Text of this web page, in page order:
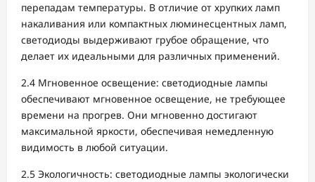
перепадам температуры. В отличие от хрупких ламп
накаливания или компактных люминесцентных ламп,
светодиоды выдерживают грубое обращение, что
делает их идеальными для различных применений.
2.4 Мгновенное освещение: светодиодные лампы
обеспечивают мгновенное освещение, не требующее
времени на прогрев. Они мгновенно достигают
максимальной яркости, обеспечивая немедленную
видимость в любой ситуации.
2.5 Экологичность: светодиодные лампы экологически